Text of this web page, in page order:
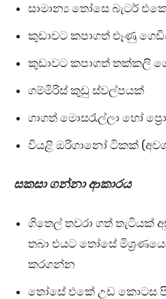
සාමාන්‍ය තෝසෙ බැටර්
කුඩාවට කපාගත් ළූණු
කුඩාවට කපාගත් තක්කලි
ගම්මිරිස් කුඩු ස්වල්පයක්
ගාගත් මොසරැල්ලා හෝ
වියළි ඔරිගානෝ ටිකක්
සකසා ගන්නා ආකාරය
ගිතෙල් තවරා ගත් තැටියක්
තබා එයට තෝසේ
කරගන්න
තෝසේ එකේ උඩ කොටස